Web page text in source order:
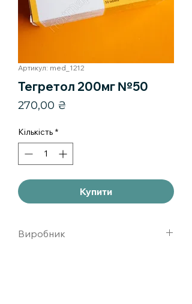
Артикул: med_1212
Тегретол 200мг №50
270,00 ₴
Кількість *
Купити
Виробник